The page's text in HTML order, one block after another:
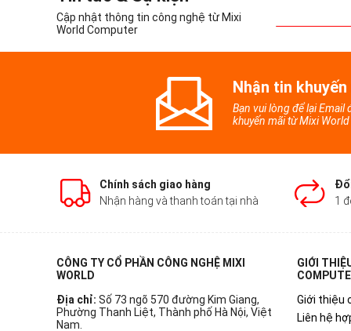
Cập nhật thông tin công nghệ từ Mixi
World Computer
Nhận tin khuyến
Bạn vui lòng để lại Email
khuyến mãi từ Mixi
Chính sách giao hàng
Nhận hàng và thanh toán tại nhà
1
CÔNG TY CỔ PHẦN CÔNG NGHỆ MIXI
WORLD
Địa chỉ: Số 73 ngõ 570 đường Kim Giang,
Phường Thanh Liệt, Thành phố Hà Nội, Việt
Nam.
GIỚI
Giới thiệu
Liên hệ